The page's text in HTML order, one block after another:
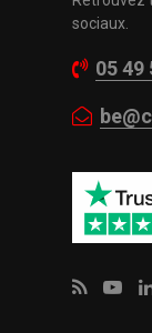
sociaux.
05 49